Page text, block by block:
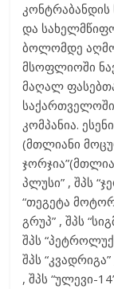
და
ბოლომდე
მსოფლიოში
მაღალ
კომპანია.
(მთლიანი
პლუსი” , შპს
“თეგეტა
გრუპ” , შპს
შპს
შპს “კვადრიგა”
, შპს “ულევი-